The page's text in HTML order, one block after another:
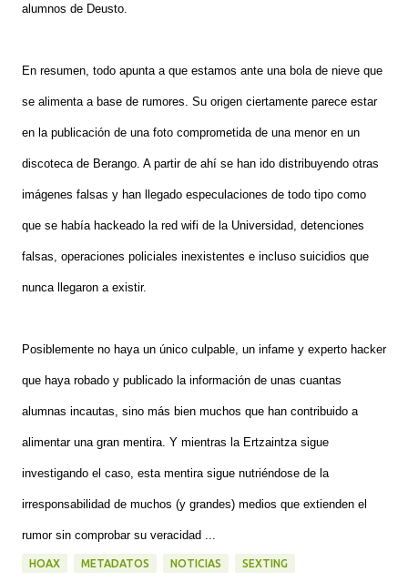
alumnos de Deusto.
En resumen, todo apunta a que estamos ante una bola de nieve que
se alimenta a base de rumores. Su origen ciertamente parece estar
en la publicación de una foto comprometida de una menor en un
discoteca de Berango. A partir de ahí se han ido distribuyendo otras
imágenes falsas y han llegado especulaciones de todo tipo como
que se había hackeado la red wifi de la Universidad, detenciones
falsas, operaciones policiales inexistentes e incluso suicidios que
nunca llegaron a existir.
Posiblemente no haya un único culpable, un infame y experto hacker
que haya robado y publicado la información de unas cuantas
alumnas incautas, sino más bien muchos que han contribuido a
alimentar una gran mentira. Y mientras la Ertzaintza sigue
investigando el caso, esta mentira sigue nutriéndose de la
irresponsabilidad de muchos (y grandes) medios que extienden el
rumor sin comprobar su veracidad ...
HOAX METADATOS NOTICIAS SEXTING